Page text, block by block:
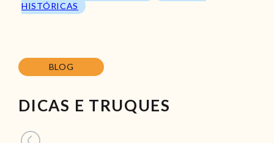
HISTÓRICAS
BLOG
DICAS E TRUQUES